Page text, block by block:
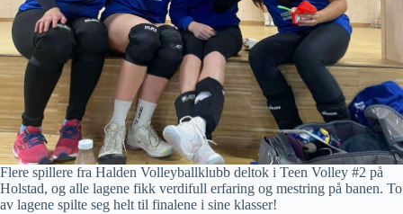
Flere spillere fra Halden Volleyballklubb deltok i Teen Volley #2 på
Holstad, og alle lagene fikk verdifull erfaring og mestring på banen. To
av lagene spilte seg helt til finalene i sine klasser!